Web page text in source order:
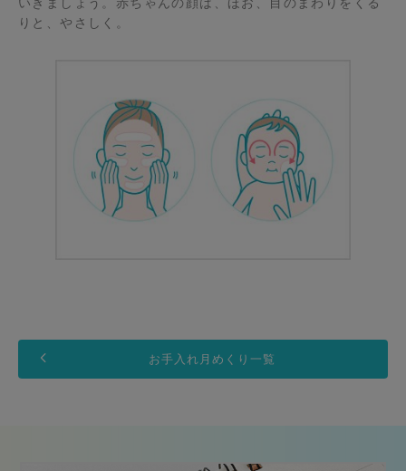
いきましょう。赤ちゃんの顔は、ほお、目のまわりをくる
りと、やさしく。
お手入れ月めくり一覧